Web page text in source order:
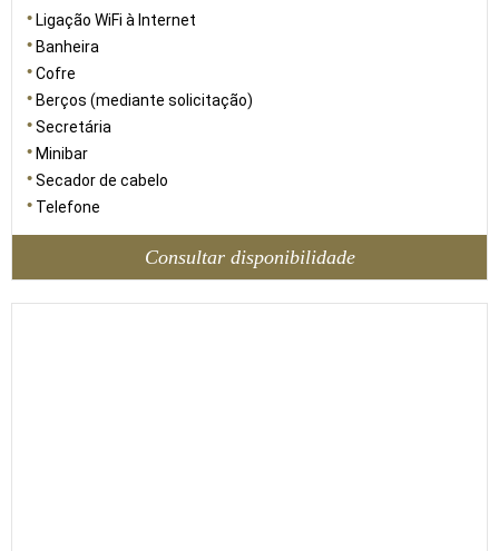
Ligação WiFi à Internet
Banheira
Cofre
Berços (mediante solicitação)
Secretária
Minibar
Secador de cabelo
Telefone
Consultar disponibilidade